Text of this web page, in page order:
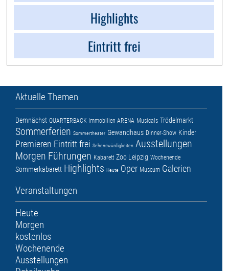
Highlights
Eintritt frei
Aktuelle Themen
Demnächst QUARTERBACK Immobilien ARENA Musicals Trödelmarkt
Sommerferien Sommertheater Gewandhaus Dinner-Show Kinder
Premieren Eintritt frei Sehenswürdigkeiten Ausstellungen
Morgen Führungen Kabarett Zoo Leipzig Wochenende
Sommerkabarett Highlights Heute Oper Museum Galerien
Veranstaltungen
Heute
Morgen
kostenlos
Wochenende
Ausstellungen